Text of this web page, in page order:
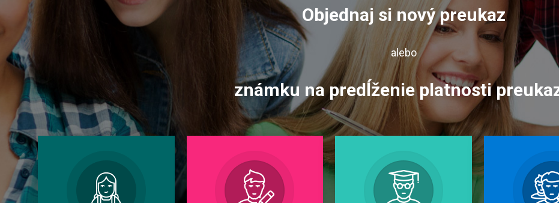
Objednaj si nový preukaz
alebo
známku na predĺženie platnosti